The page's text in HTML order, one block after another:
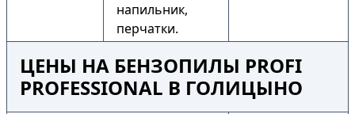
напильник,
перчатки.
ЦЕНЫ НА БЕНЗОПИЛЫ PROFI
PROFESSIONAL В ГОЛИЦЫНО